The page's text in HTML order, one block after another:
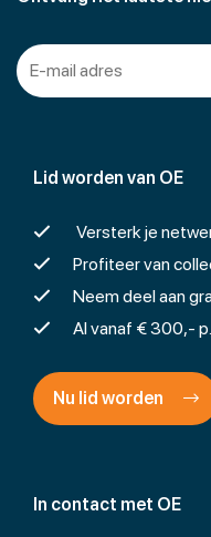
In contact met OE
Lid worden van OE
Versterk je
Profiteer van
Neem deel aan
Al vanaf € 300,-
Nu lid worden